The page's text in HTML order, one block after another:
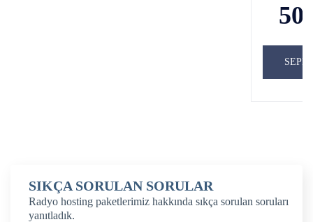
SIKÇA SORULAN SORULAR
Radyo hosting paketlerimiz hakkında sıkça sorulan soruları
yanıtladık.